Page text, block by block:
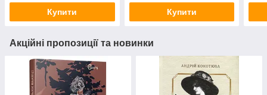
Купити Купити
Акційні пропозиції та новинки